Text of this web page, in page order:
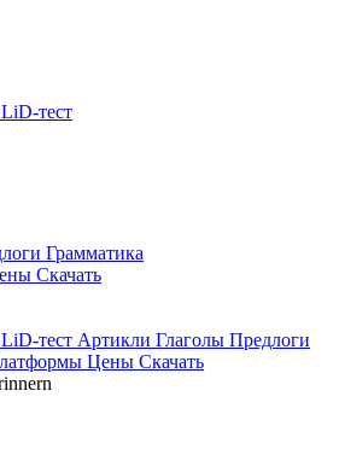
LiD-тест
Грамматика
Скачать
LiD-тест Артикли Глаголы Предлоги
Цены Скачать